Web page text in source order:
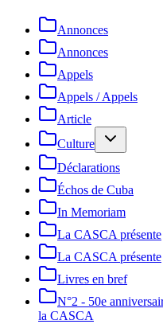
Annonces
Annonces
Appels
Appels / Appels
Article
Culture
Déclarations
Échos de Cuba
In Memoriam
La CASCA présente
La CASCA présente
Livres en bref
N°2 - 50e
la CASCA